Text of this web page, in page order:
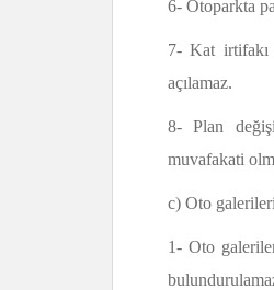
6- Otoparkta
7- Kat irtifakı
açılamaz.
8- Plan
muvafakati
c) Oto galerileri
1- Oto